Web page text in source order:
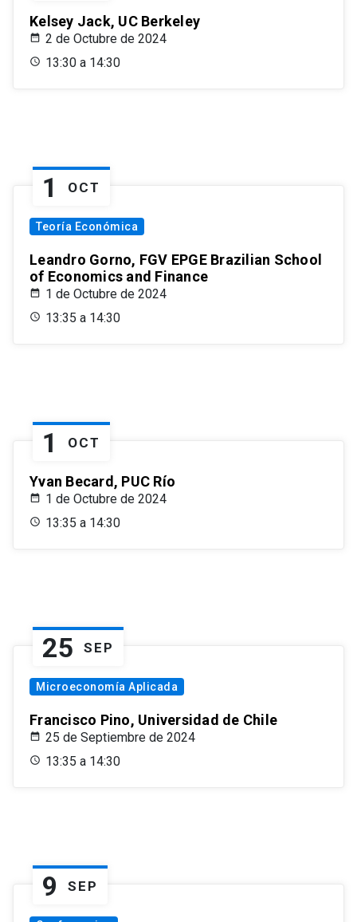
Kelsey Jack, UC Berkeley
2 de Octubre de 2024
13:30 a 14:30
1 OCT
Teoría Económica
Leandro Gorno, FGV EPGE Brazilian School
of Economics and Finance
1 de Octubre de 2024
13:35 a 14:30
1 OCT
Yvan Becard, PUC Río
1 de Octubre de 2024
13:35 a 14:30
25 SEP
Microeconomía Aplicada
Francisco Pino, Universidad de Chile
25 de Septiembre de 2024
13:35 a 14:30
9 SEP